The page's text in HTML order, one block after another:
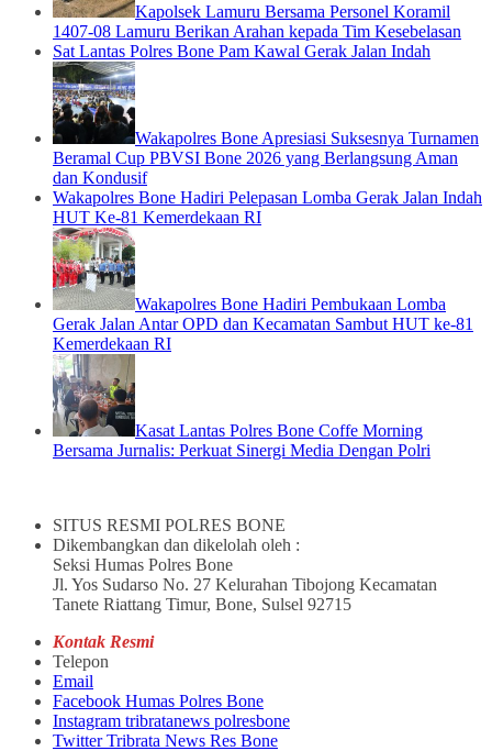
Kapolsek Lamuru Bersama Personel Koramil
1407-08 Lamuru Berikan Arahan kepada Tim Kesebelasan
Sat Lantas Polres Bone Pam Kawal Gerak Jalan Indah
Wakapolres Bone Apresiasi Suksesnya Turnamen
Beramal Cup PBVSI Bone 2026 yang Berlangsung Aman
dan Kondusif
Wakapolres Bone Hadiri Pelepasan Lomba Gerak Jalan Indah
HUT Ke-81 Kemerdekaan RI
Wakapolres Bone Hadiri Pembukaan Lomba
Gerak Jalan Antar OPD dan Kecamatan Sambut HUT ke-81
Kemerdekaan RI
Kasat Lantas Polres Bone Coffe Morning
Bersama Jurnalis: Perkuat Sinergi Media Dengan Polri
SITUS RESMI POLRES BONE
Dikembangkan dan dikelolah oleh :
Seksi Humas Polres Bone
Jl. Yos Sudarso No. 27 Kelurahan Tibojong Kecamatan
Tanete Riattang Timur, Bone, Sulsel 92715
Kontak Resmi
Telepon
Email
Facebook Humas Polres Bone
Instagram tribratanews polresbone
Twitter Tribrata News Res Bone